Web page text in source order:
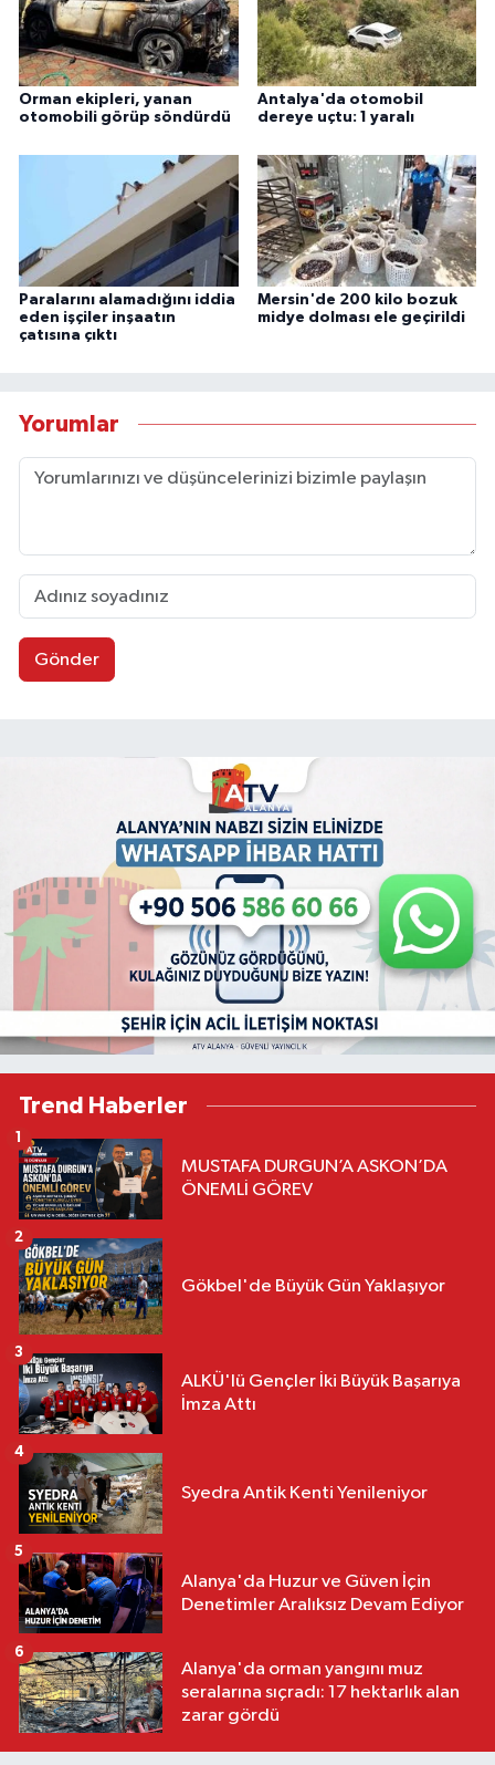
Orman ekipleri, yanan
otomobili görüp söndürdü
Antalya'da otomobil
dereye uçtu: 1 yaralı
Paralarını alamadığını iddia
eden işçiler inşaatın
çatısına çıktı
Mersin'de 200 kilo bozuk
midye dolması ele geçirildi
Yorumlar
Gönder
Trend Haberler
MUSTAFA DURGUN’A ASKON’DA
ÖNEMLİ GÖREV
1
Gökbel'de Büyük Gün Yaklaşıyor
2
ALKÜ'lü Gençler İki Büyük Başarıya
İmza Attı
3
Syedra Antik Kenti Yenileniyor
4
Alanya'da Huzur ve Güven İçin
Denetimler Aralıksız Devam Ediyor
5
Alanya'da orman yangını muz
seralarına sıçradı: 17 hektarlık alan
zarar gördü
6